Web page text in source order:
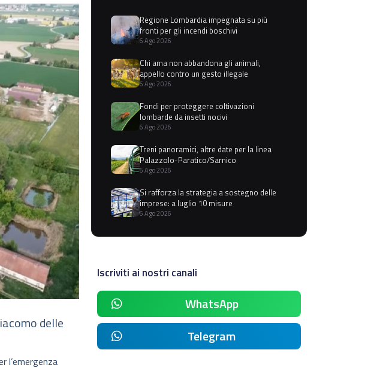
delle
l’emergenza
Regione Lombardia impegnata su più
fronti per gli incendi boschivi
6 Ago 2026
Chi ama non abbandona gli animali,
appello contro un gesto illegale
6 Ago 2026
Fondi per proteggere coltivazioni
lombarde da insetti nocivi
6 Ago 2026
Treni panoramici, altre date per la linea
Palazzolo-Paratico/Sarnico
6 Ago 2026
Si rafforza la strategia a sostegno delle
imprese: a luglio 10 misure
6 Ago 2026
Iscriviti ai nostri canali
WhatsApp
Telegram